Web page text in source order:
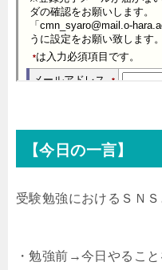
【今日の一言】
受験勉強におけるＳＮ
・勉強前→今日やるこ